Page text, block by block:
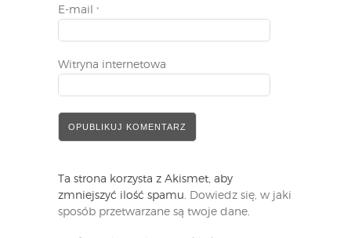
E-mail *
Witryna internetowa
Ta strona korzysta z Akismet, aby
zmniejszyć ilość spamu. Dowiedz się, w jaki
sposób przetwarzane są twoje dane.